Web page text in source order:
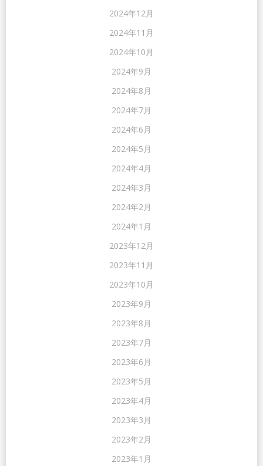
2024年12月
2024年11月
2024年10月
2024年9月
2024年8月
2024年7月
2024年6月
2024年5月
2024年4月
2024年3月
2024年2月
2024年1月
2023年12月
2023年11月
2023年10月
2023年9月
2023年8月
2023年7月
2023年6月
2023年5月
2023年4月
2023年3月
2023年2月
2023年1月